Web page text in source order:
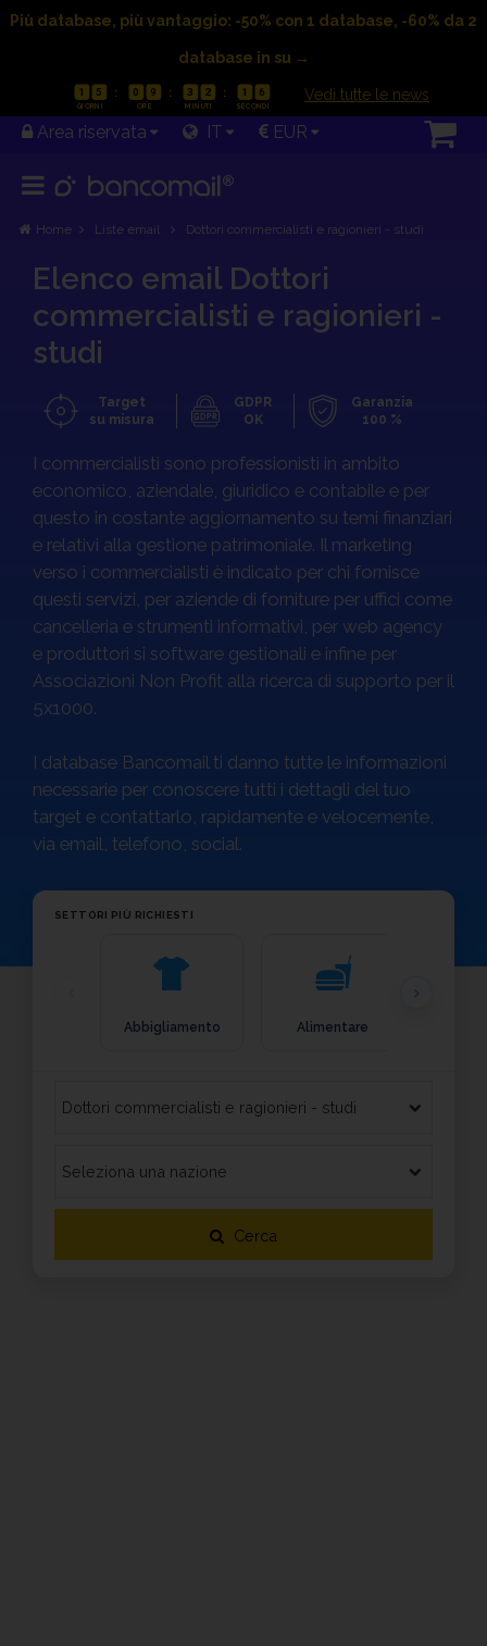
Più database, più vantaggio: -50% con 1 database, -60% da 2
database in su →
1 5 0 9 3 2 1 5 Vedi tutte le news
Area riservata IT EUR
OFFERTA VALIDA FINO AL 23/08/2026
Sempre pronti al decollo. Anche ad agosto.
Ordini, validazione e consegna sono sempre operative.
Fino al23 agosto, approfitta della promo online:-50% su
1 Database
-60% da 2 Database
Offerta valida fino al 23 agosto 2026 esclusivamente per gli acquisti online.
Ordini, validazione e consegna sono sempre operative anche durante il periodo
Home Liste email Dottori commercialisti e ragionieri - studi
Elenco email Dottori
commercialisti e ragionieri -
studi
Target
su misura
GDPR
OK
Garanzia
100 %
I commercialisti sono professionisti in ambito
economico, aziendale, giuridico e contabile e per
questo in costante aggiornamento su temi finanziari
e relativi alla gestione patrimoniale. Il marketing
verso i commercialisti è indicato per chi fornisce
questi servizi, per aziende di forniture per uffici come
cancelleria e strumenti informativi, per web agency
e produttori si software gestionali e infine per
Associazioni Non Profit alla ricerca di supporto per il
5x1000.
I database Bancomail ti danno tutte le informazioni
necessarie per conoscere tutti i dettagli del tuo
target e contattarlo, rapidamente e velocemente,
via email, telefono, social.
SETTORI PIÙ RICHIESTI
Abbigliamento Alimentare
Cerca